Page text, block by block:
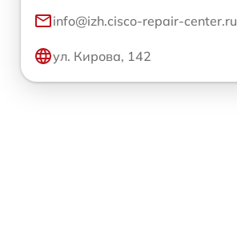
info@izh.cisco-repair-center.ru
ул. Кирова, 142